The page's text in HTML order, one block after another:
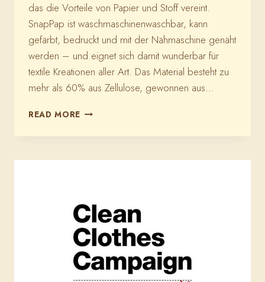
das die Vorteile von Papier und Stoff vereint.
SnapPap ist waschmaschinenwaschbar, kann
gefärbt, bedruckt und mit der Nähmaschine genäht
werden – und eignet sich damit wunderbar für
textile Kreationen aller Art. Das Material besteht zu
mehr als 60% aus Zellulose, gewonnen aus…
READ MORE SNAPPAP